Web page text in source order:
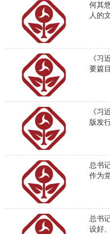
何其
人的
《习
要篇
《习
版发
总书
作为
总书
设好